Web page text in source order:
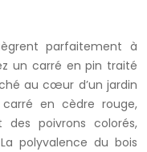
parfaitement à
un carré en pin traité
au cœur d’un jardin
en cèdre rouge,
poivrons colorés,
polyvalence du bois